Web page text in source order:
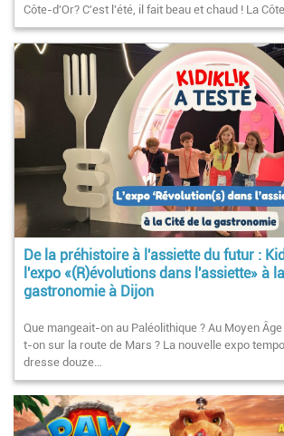
Côte-d'Or? C'est l'été, il fait beau et chaud ! La
De la préhistoire à l'assiette du futur :
l'expo «(R)évolutions dans l'assiette» à
gastronomie à Dijon
Que mangeait-on au Paléolithique ? Au Moyen
t-on sur la route de Mars ? La nouvelle expo
dresse douze…